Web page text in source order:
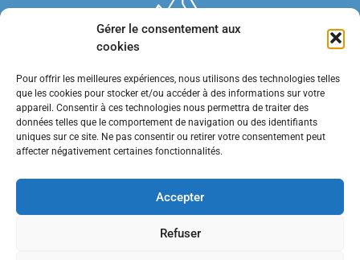
Gérer le consentement aux
cookies
Pour offrir les meilleures expériences, nous utilisons des technologies telles
que les cookies pour stocker et/ou accéder à des informations sur votre
appareil. Consentir à ces technologies nous permettra de traiter des
données telles que le comportement de navigation ou des identifiants
uniques sur ce site. Ne pas consentir ou retirer votre consentement peut
affecter négativement certaines fonctionnalités.
Accepter
Refuser
•Contact